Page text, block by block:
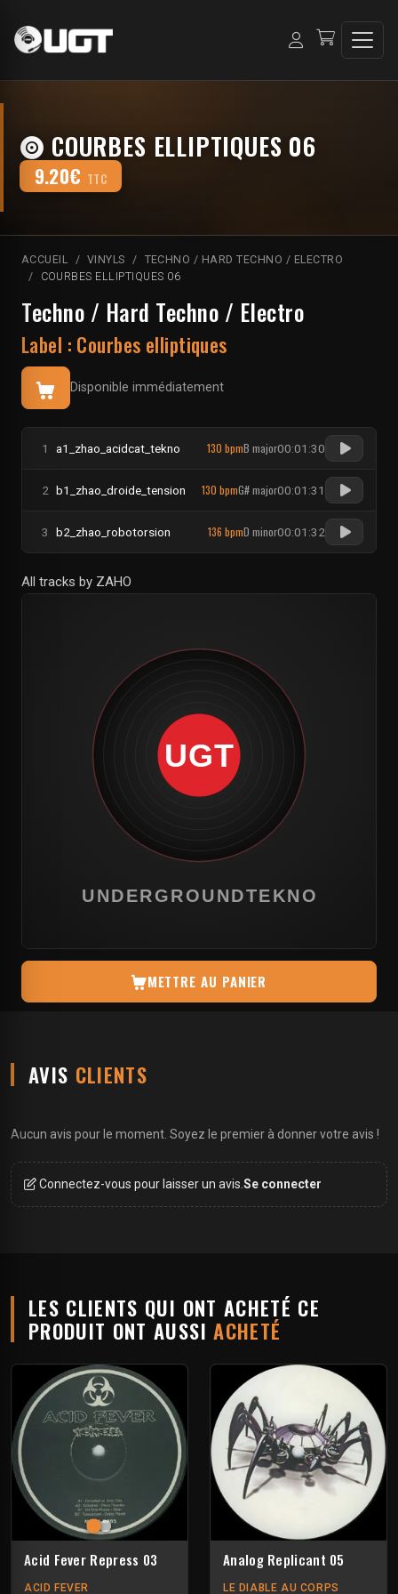
COURBES ELLIPTIQUES 06
9.20€ TTC
ACCUEIL VINYLS
TECHNO / HARD TECHNO / ELECTRO
COURBES ELLIPTIQUES 06
Techno / Hard Techno / Electro
Label : Courbes elliptiques
Disponible immédiatement
1 a1_zhao_acidcat_tekno 130 bpmB major00:01:30
2 b1_zhao_droide_tension 130 bpmG# major00:01:31
3 b2_zhao_robotorsion 136 bpmD minor00:01:32
All tracks by ZAHO
METTRE AU PANIER
AVIS CLIENTS
Aucun avis pour le moment. Soyez le premier à donner votre avis !
Connectez-vous pour laisser un avis. Se connecter
LES CLIENTS QUI ONT ACHETÉ CE
PRODUIT ONT AUSSIACHETÉ
Acid Fever Repress 03
ACID FEVER
Analog Replicant 05
LE DIABLE AU CORPS